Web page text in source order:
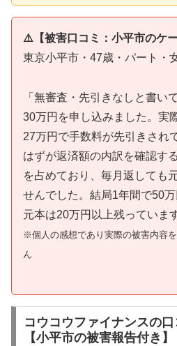
⚠️【被害口コミ：小平市のケー
東京小平市・47歳・パート・
「無審査・先引きなしと書い
30万円を申し込みました。実
27万円で手数料が先引きされ
はずが返済額の内訳を確認す
を占めており、毎月返しても
せんでした。結局1年間で50
元本は20万円以上残っています
※個人の感想であり実際の被害内容
ん
コウコウファイナンスの
【小平市の被害報告付き】